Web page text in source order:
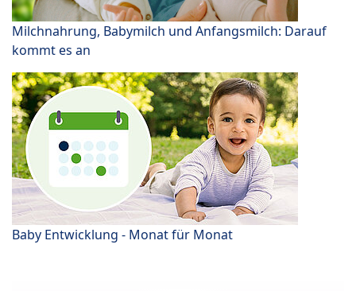
Milchnahrung, Babymilch und Anfangsmilch: Darauf
kommt es an
Baby Entwicklung - Monat für Monat